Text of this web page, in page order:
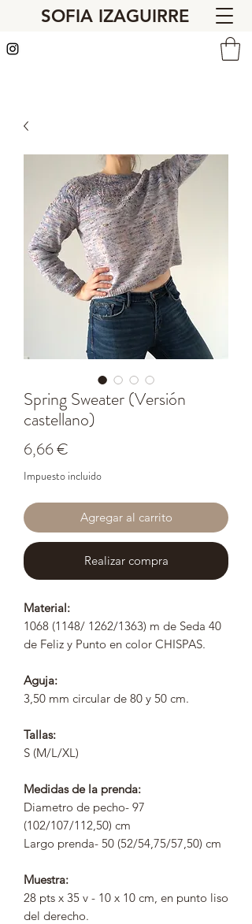
SOFIA IZAGUIRRE
Spring Sweater (Versión
castellano)
6,66 €
Impuesto incluido
Agregar al carrito
Realizar compra
Material:
1068 (1148/ 1262/1363) m de Seda 40
de Feliz y Punto en color CHISPAS.
Aguja:
3,50 mm circular de 80 y 50 cm.
Tallas:
S (M/L/XL)
Medidas de la prenda:
Diametro de pecho- 97
(102/107/112,50) cm
Largo prenda- 50 (52/54,75/57,50) cm
Muestra:
28 pts x 35 v - 10 x 10 cm, en punto liso
del derecho.